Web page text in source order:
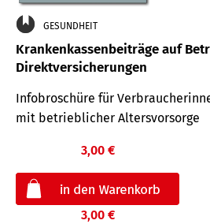
GESUNDHEIT
Krankenkassenbeiträge auf
Direktversicherungen
Infobroschüre für
mit betrieblicher Altersvorsorge
3,00 €
3,00 €